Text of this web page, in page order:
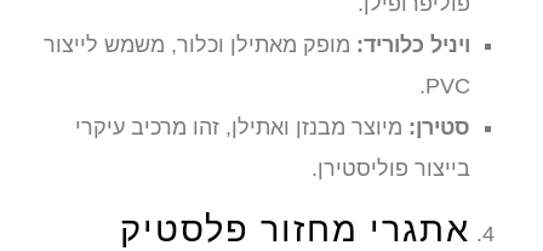
ויניל כלוריד: מופק מאתילן וכלור, משמש לייצור
PVC.
סטירן: מיוצר מבנזן ואתילן, זהו מרכיב עיקרי
בייצור פוליסטירן.
אתגרי מחזור פלסטיק